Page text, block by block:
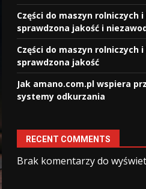
Części do maszyn rolniczych
sprawdzona jakość i
Części do maszyn rolniczych
sprawdzona jakość
Jak amano.com.pl wspiera
systemy odkurzania
RECENT COMMENTS
Brak komentarzy do